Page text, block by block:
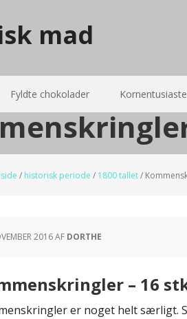
mad
Fyldte chokolader
/ historisk periode / 1800 tallet/
2016AF DORTHE
– 16
er noget helt særligt.